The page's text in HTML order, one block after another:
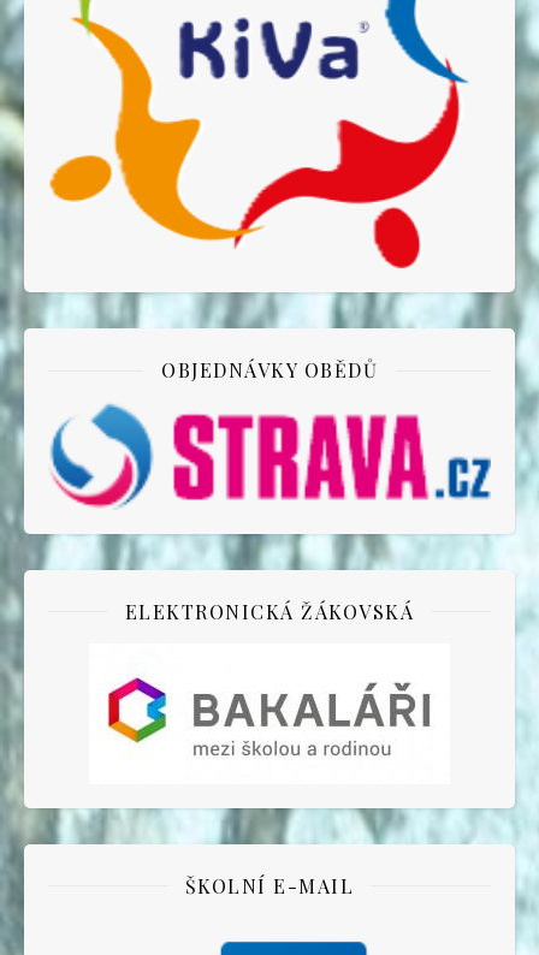
OBJEDNÁVKY OBĚDŮ
ELEKTRONICKÁ ŽÁKOVSKÁ
ŠKOLNÍ E-MAIL